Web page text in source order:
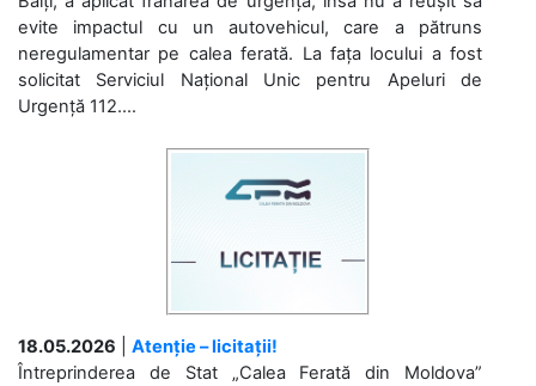
evite impactul cu un autovehicul, care a pătruns
neregulamentar pe calea ferată. La fața locului a fost
solicitat Serviciul Național Unic pentru Apeluri de
Urgență 112....
18.05.2026
Atenție – licitații!
Întreprinderea de Stat „Calea Ferată din Moldova”